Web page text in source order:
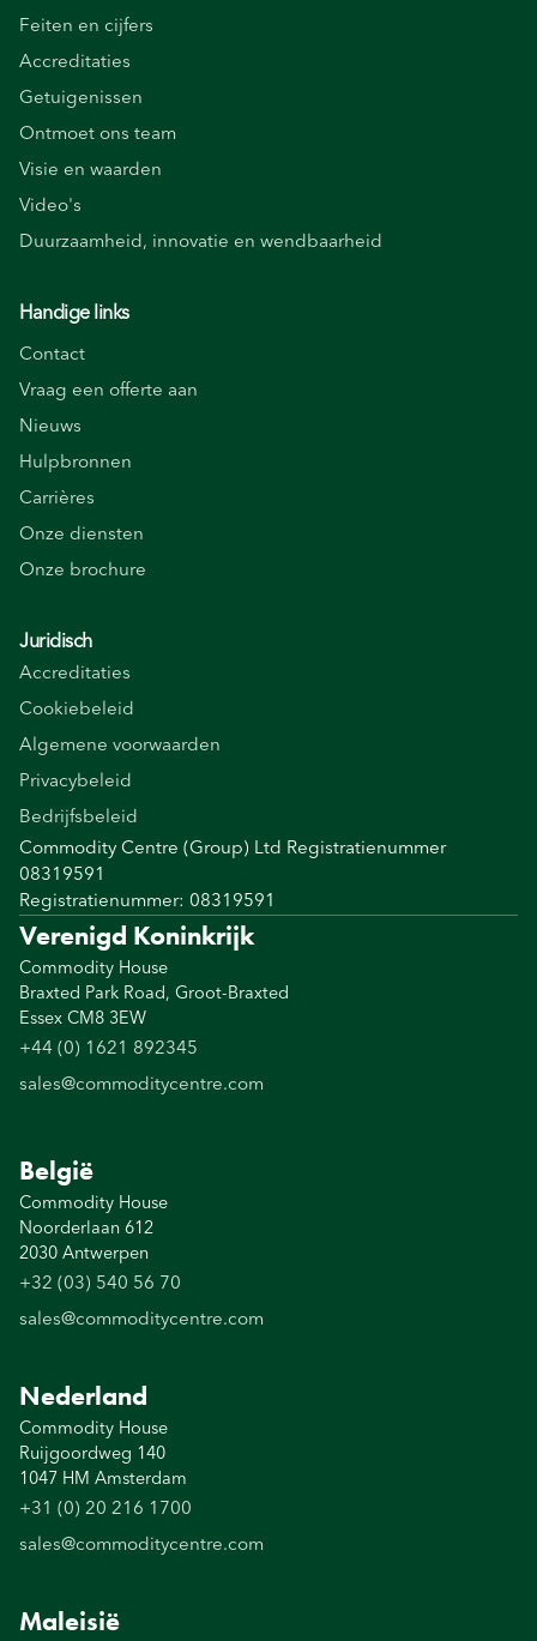
Feiten en cijfers
Accreditaties
Getuigenissen
Ontmoet ons team
Visie en waarden
Video's
Duurzaamheid, innovatie en wendbaarheid
Handige links
Contact
Vraag een offerte aan
Nieuws
Hulpbronnen
Carrières
Onze diensten
Onze brochure
Juridisch
Accreditaties
Cookiebeleid
Algemene voorwaarden
Privacybeleid
Bedrijfsbeleid
Commodity Centre (Group) Ltd Registratienummer
08319591
Registratienummer: 08319591
Verenigd Koninkrijk
Commodity House
Braxted Park Road, Groot-Braxted
Essex CM8 3EW
+44 (0) 1621 892345
sales@commoditycentre.com
België
Commodity House
Noorderlaan 612
2030 Antwerpen
+32 (03) 540 56 70
sales@commoditycentre.com
Nederland
Commodity House
Ruijgoordweg 140
1047 HM Amsterdam
+31 (0) 20 216 1700
sales@commoditycentre.com
Maleisië